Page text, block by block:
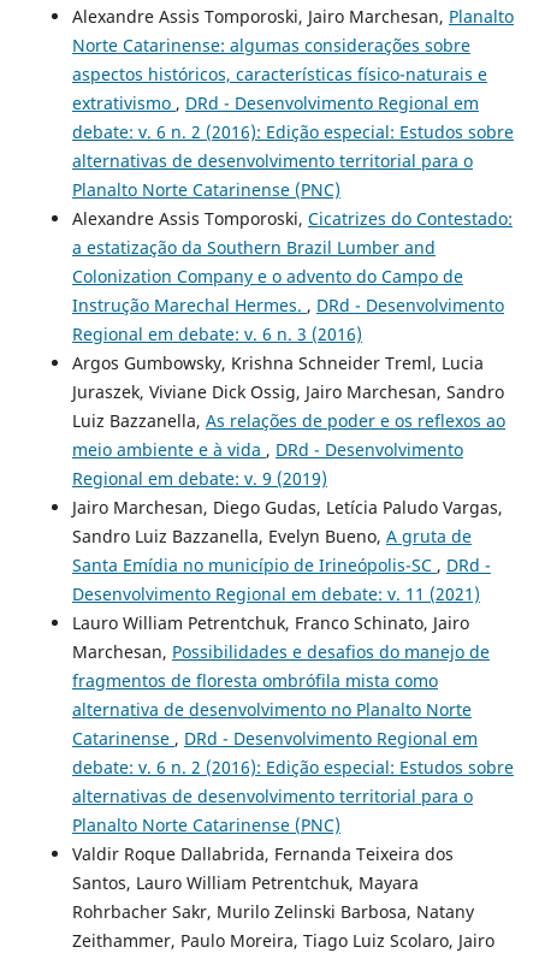
Alexandre Assis Tomporoski, Jairo Marchesan, Planalto
Norte Catarinense: algumas considerações sobre
aspectos históricos, características físico-naturais e
extrativismo , DRd - Desenvolvimento Regional em
debate: v. 6 n. 2 (2016): Edição especial: Estudos sobre
alternativas de desenvolvimento territorial para o
Planalto Norte Catarinense (PNC)
Alexandre Assis Tomporoski, Cicatrizes do Contestado:
a estatização da Southern Brazil Lumber and
Colonization Company e o advento do Campo de
Instrução Marechal Hermes. , DRd - Desenvolvimento
Regional em debate: v. 6 n. 3 (2016)
Argos Gumbowsky, Krishna Schneider Treml, Lucia
Juraszek, Viviane Dick Ossig, Jairo Marchesan, Sandro
Luiz Bazzanella, As relações de poder e os reflexos ao
meio ambiente e à vida , DRd - Desenvolvimento
Regional em debate: v. 9 (2019)
Jairo Marchesan, Diego Gudas, Letícia Paludo Vargas,
Sandro Luiz Bazzanella, Evelyn Bueno, A gruta de
Santa Emídia no município de Irineópolis-SC , DRd -
Desenvolvimento Regional em debate: v. 11 (2021)
Lauro William Petrentchuk, Franco Schinato, Jairo
Marchesan, Possibilidades e desafios do manejo de
fragmentos de floresta ombrófila mista como
alternativa de desenvolvimento no Planalto Norte
Catarinense , DRd - Desenvolvimento Regional em
debate: v. 6 n. 2 (2016): Edição especial: Estudos sobre
alternativas de desenvolvimento territorial para o
Planalto Norte Catarinense (PNC)
Valdir Roque Dallabrida, Fernanda Teixeira dos
Santos, Lauro William Petrentchuk, Mayara
Rohrbacher Sakr, Murilo Zelinski Barbosa, Natany
Zeithammer, Paulo Moreira, Tiago Luiz Scolaro, Jairo